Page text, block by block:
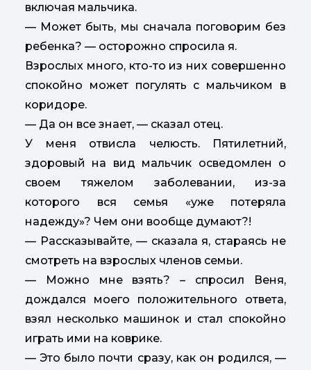
включая мальчика.
— Может быть, мы сначала поговорим без
ребенка? — осторожно спросила я.
Взрослых много, кто-то из них совершенно
спокойно может погулять с мальчиком в
коридоре.
— Да он все знает, — сказал отец.
У меня отвисла челюсть. Пятилетний,
здоровый на вид мальчик осведомлен о
своем тяжелом заболевании, из-за
которого вся семья «уже потеряла
надежду»? Чем они вообще думают?!
— Рассказывайте, — сказала я, стараясь не
смотреть на взрослых членов семьи.
— Можно мне взять? – спросил Веня,
дождался моего положительного ответа,
взял несколько машинок и стал спокойно
играть ими на коврике.
— Это было почти сразу, как он родился, —